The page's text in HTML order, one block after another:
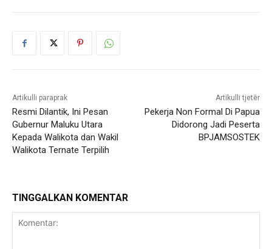
Artikulli paraprak
Resmi Dilantik, Ini Pesan
Gubernur Maluku Utara
Kepada Walikota dan Wakil
Walikota Ternate Terpilih
Artikulli tjetër
Pekerja Non Formal Di Papua
Didorong Jadi Peserta
BPJAMSOSTEK
TINGGALKAN KOMENTAR